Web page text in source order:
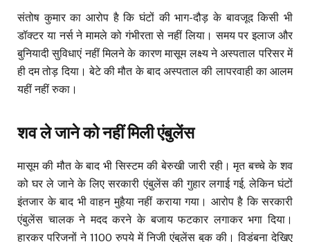
संतोष कुमार का आरोप है कि घंटों की भाग-दौड़ के बावजूद किसी भी
डॉक्टर या नर्स ने मामले को गंभीरता से नहीं लिया। समय पर इलाज और
बुनियादी सुविधाएं नहीं मिलने के कारण मासूम लक्ष्य ने अस्पताल परिसर में
ही दम तोड़ दिया। बेटे की मौत के बाद अस्पताल की लापरवाही का आलम
यहीं नहीं रुका।
शव ले जाने को नहीं मिली एंबुलेंस
मासूम की मौत के बाद भी सिस्टम की बेरुखी जारी रही। मृत बच्चे के शव
को घर ले जाने के लिए सरकारी एंबुलेंस की गुहार लगाई गई, लेकिन घंटों
इंतजार के बाद भी वाहन मुहैया नहीं कराया गया। आरोप है कि सरकारी
एंबुलेंस चालक ने मदद करने के बजाय फटकार लगाकर भगा दिया।
हारकर परिजनों ने 1100 रुपये में निजी एंबुलेंस बुक की। विडंबना देखिए